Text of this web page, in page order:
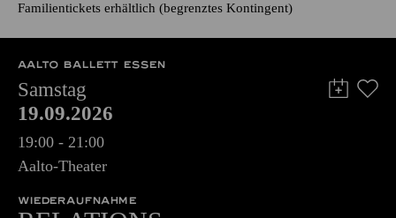
Familientickets erhältlich (begrenztes Kontingent)
AALTO BALLETT ESSEN
Samstag
19.09.2026
19:00 - 21:00
Aalto-Theater
WIEDERAUFNAHME